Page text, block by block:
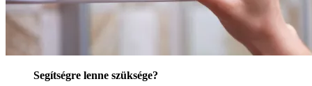
Segítségre lenne szüksége?